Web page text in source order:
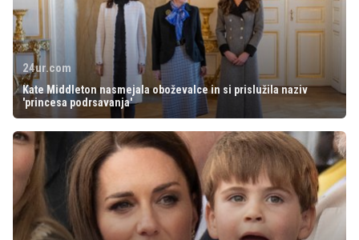
24ur.com
Kate Middleton nasmejala oboževalce in si prislužila naziv
'princesa podrsavanja'